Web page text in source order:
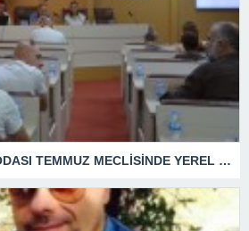
KUŞADASI TİCARET ODASI TEMMUZ MECLİSİNDE YEREL İŞLETMELERE ANLAMLI DESTEK